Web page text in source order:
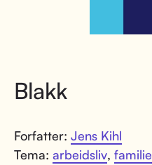
Blakk
Forfatter: Jens Kihl
Tema: arbeidsliv, familie